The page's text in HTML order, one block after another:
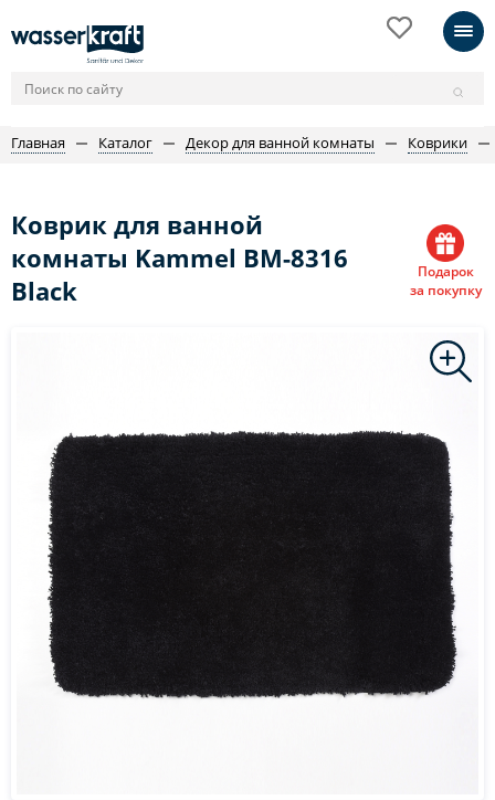
Главная Каталог Декор для ванной комнаты Коврики
Коврик для ванной
комнаты Kammel BM-8316
Black
Подарок
за покупку